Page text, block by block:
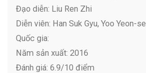
Đạo diễn: Liu Ren Zhi
Diễn viên: Han Suk Gyu, Yoo Yeon-
Quốc gia:
Năm sản xuất: 2016
Đánh giá: 6.9/10 điểm